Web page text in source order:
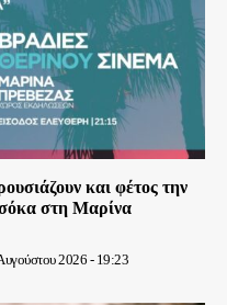
και φέτος την
στη Μαρίνα
2026 - 19:23